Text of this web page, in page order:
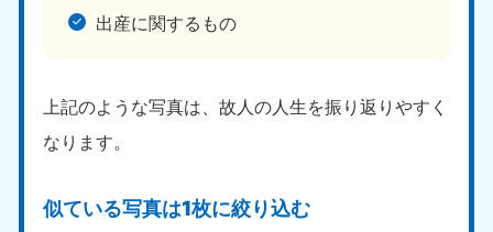
出産に関するもの
上記のような写真は、故人の人生を振り返りやすく
なります。
似ている写真は1枚に絞り込む